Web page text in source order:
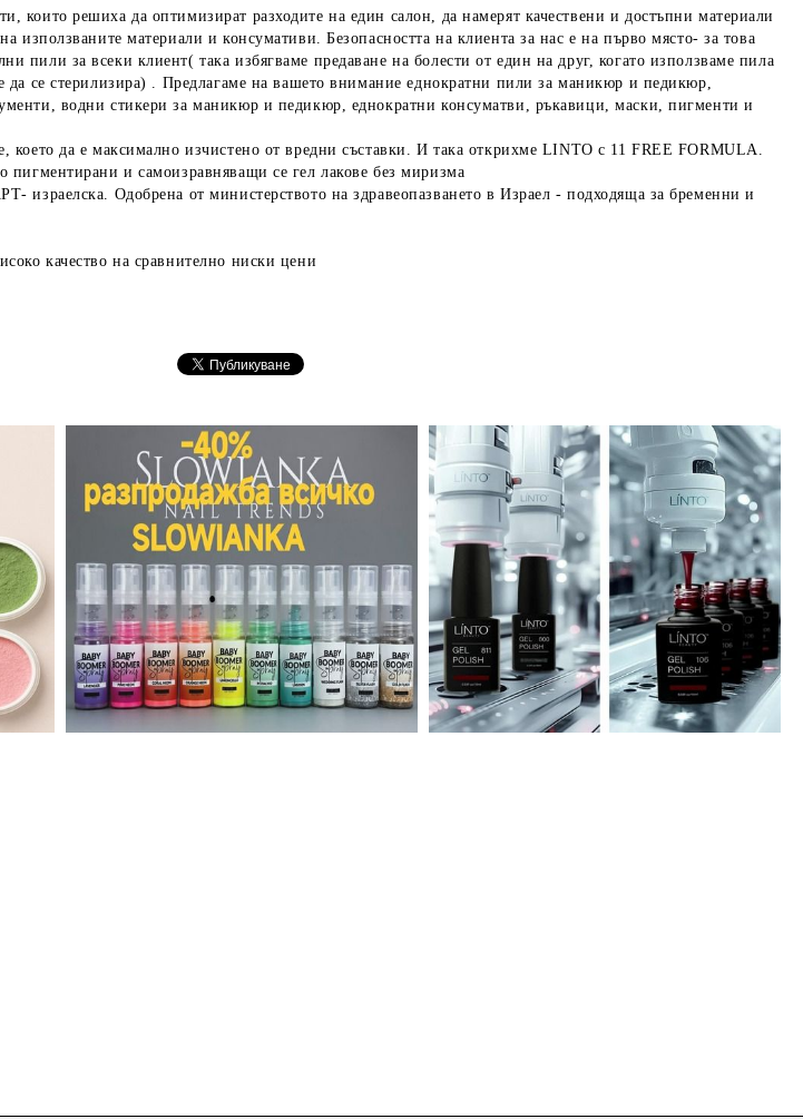
които решиха да оптимизират разходите на един салон, да намерят качествени и достъпни материали
използваните материали и консумативи. Безопасността на клиента за нас е на първо място- за това
пили за всеки клиент( така избягваме предаване на болести от един на друг, когато използваме пила
да се стерилизира) . Предлагаме на вашето внимание еднократни пили за маникюр и педикюр,
водни стикери за маникюр и педикюр, еднократни консуматви, ръкавици, маски, пигменти и
което да е максимално изчистено от вредни съставки. И така открихме LINTO с 11 FREE FORMULA.
пигментирани и самоизравняващи се гел лакове без миризма
израелска. Одобрена от министерството на здравеопазването в Израел - подходяща за бременни и
качество на сравнително ниски цени